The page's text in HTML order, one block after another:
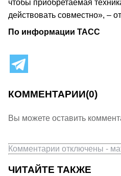
чтобы приобретаемая
действовать совместно», –
По информации ТАСС
КОММЕНТАРИИ(0)
Вы можете оставить
Комментарии отключены -
ЧИТАЙТЕ ТАКЖЕ